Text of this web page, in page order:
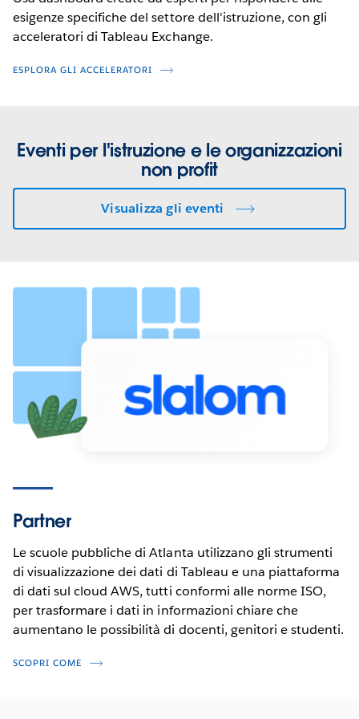
esigenze specifiche del settore dell'istruzione, con gli
acceleratori di Tableau Exchange.
ESPLORA GLI ACCELERATORI
Eventi per l'istruzione e le organizzazioni
non profit
Visualizza gli eventi
Partner
Le scuole pubbliche di Atlanta utilizzano gli strumenti
di visualizzazione dei dati di Tableau e una piattaforma
di dati sul cloud AWS, tutti conformi alle norme ISO,
per trasformare i dati in informazioni chiare che
aumentano le possibilità di docenti, genitori e studenti.
SCOPRI COME